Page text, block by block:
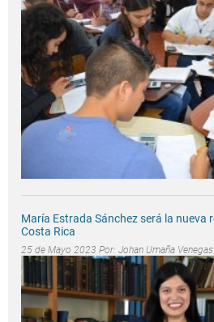
María Estrada Sánchez será la nueva
Costa Rica
25 de Mayo 2023 Por: Johan Umaña Venegas